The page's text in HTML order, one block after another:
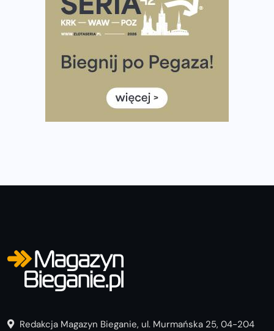
Wystartuje rekordowa liczba uczestników
35. Bieg Powstania Warszawskiego – praktyczny
Ile razy w tygodniu biegać? 3 treningi wystarczą? Jak
często biegać, żeby robić postępy
Już w ten weekend! Przed nami Nocny Portowy Maraton
i Półmaraton Szczeciński. Wszystko, co warto wiedzieć
Redakcja Magazyn Bieganie, ul. Murmańska 25, 04-204